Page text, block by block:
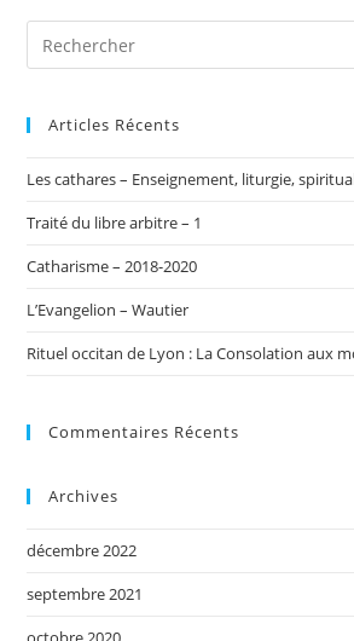
Articles Récents
Les cathares – Enseignement, liturgie,
Traité du libre arbitre – 1
Catharisme – 2018-2020
L’Evangelion – Wautier
Rituel occitan de Lyon : La Consolation aux
Commentaires Récents
Archives
décembre 2022
septembre 2021